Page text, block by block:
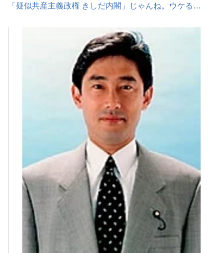
「疑似共産主義政権 きしだ内閣」じゃんね。ウケる…